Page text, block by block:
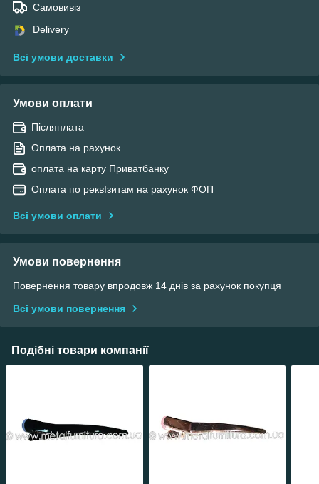
Самовивіз
Delivery
Всі умови доставки
Умови оплати
Післяплата
Оплата на рахунок
оплата на карту Приватбанку
Оплата по реквІзитам на рахунок ФОП
Всі умови оплати
Умови повернення
Повернення товару впродовж 14 днів за рахунок покупця
Всі умови повернення
Подібні товари компанії